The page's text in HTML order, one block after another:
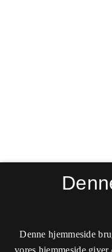
Denne hjemmeside
vores hjemmeside